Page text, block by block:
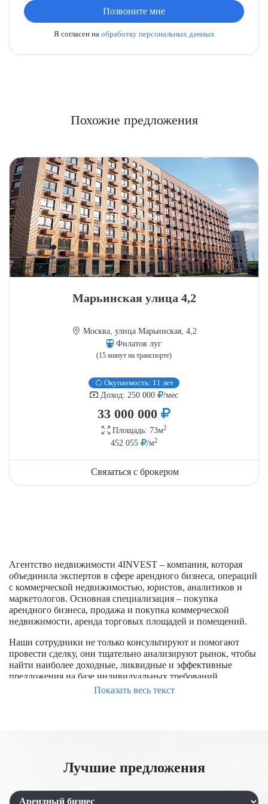
Позвоните мне
Я согласен на обработку персональных данных
Похожие предложения
Марьинская улица 4,2
Москва, улица Марьинская, 4,2
Филатов луг
(15 минут на транспорте)
Окупаемость: 11 лет
Доход: 250 000
/мес
33 000 000
Площадь: 73м2
452 055 /м2
Связаться с брокером
Агентство недвижимости 4INVEST – компания, которая
объединила экспертов в сфере арендного бизнеса, операций
с коммерческой недвижимостью, юристов, аналитиков и
маркетологов. Основная специализация – покупка
арендного бизнеса, продажа и покупка коммерческой
недвижимости, аренда торговых площадей и помещений.
Наши сотрудники не только консультируют и помогают
провести сделку, они тщательно анализируют рынок, чтобы
найти наиболее доходные, ликвидные и эффективные
предложения на базе индивидуальных требований
сделок, помогли купить и продать помещения для бизнеса и
Продажа торговых помещений с
Показать весь текст
Лучшие предложения